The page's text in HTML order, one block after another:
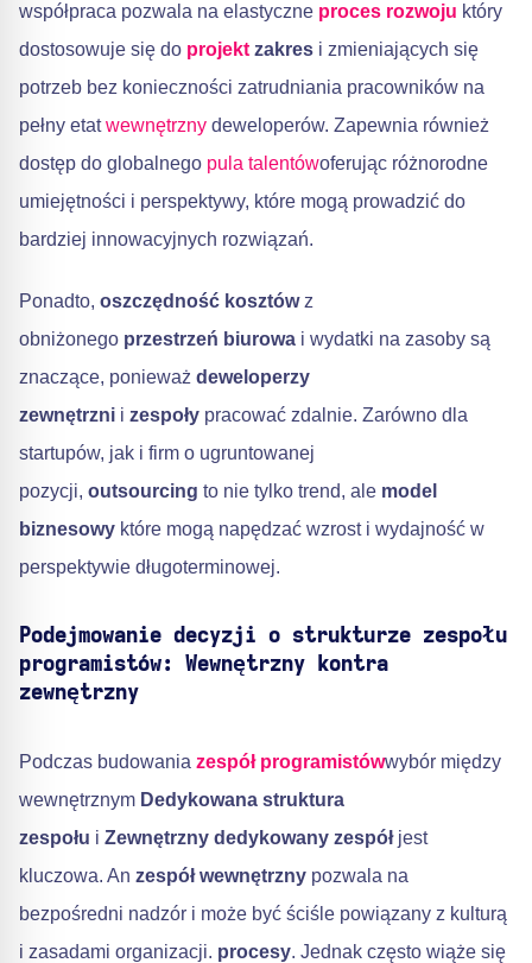
współpraca pozwala na elastyczne proces rozwoju który
dostosowuje się do projekt zakres i zmieniających się
potrzeb bez konieczności zatrudniania pracowników na
pełny etatwewnętrzny deweloperów. Zapewnia również
dostęp do globalnego pula talentówoferując różnorodne
umiejętności i perspektywy, które mogą prowadzić do
bardziej innowacyjnych rozwiązań.
Ponadto, oszczędność kosztówz
obniżonego przestrzeń biurowa i wydatki na zasoby są
znaczące, ponieważ deweloperzy
zewnętrzni i zespoły pracować zdalnie. Zarówno dla
startupów, jak i firm o ugruntowanej
pozycji, outsourcing to nie tylko trend, ale model
biznesowy które mogą napędzać wzrost i wydajność w
perspektywie długoterminowej.
Podejmowanie decyzji o strukturze zespołu
programistów: Wewnętrzny kontra
zewnętrzny
Podczas budowania zespół programistówwybór między
wewnętrznym Dedykowana struktura
zespołu i Zewnętrzny dedykowany zespółjest
kluczowa. An zespół wewnętrzny pozwala na
bezpośredni nadzór i może być ściśle powiązany z kulturą
i zasadami organizacji. procesy. Jednak często wiąże się